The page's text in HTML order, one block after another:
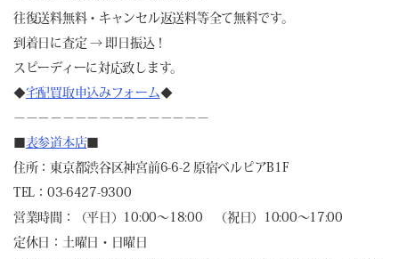
往復送料無料・キャンセル返送料等全て無料です。
到着日に査定 → 即日振込！
スピーディーに対応致します。
◆宅配買取申込みフォーム◆
－－－－－－－－－－－－－－－－
表参道本店
住所：東京都渋谷区神宮前6-6-2 原宿ベルピアB1F
TEL：03-6427-9300
営業時間：（平日）10:00～18:00 （祝日）10:00～17:00
定休日：土曜日・日曜日